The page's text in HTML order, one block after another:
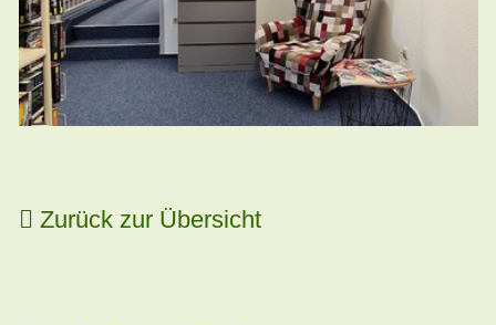
Zurück zur Übersicht